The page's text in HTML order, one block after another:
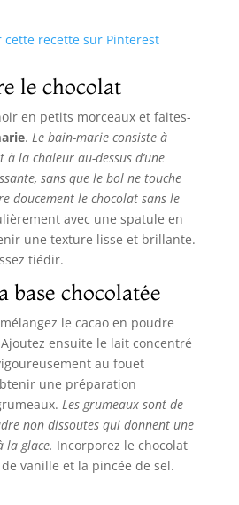
recette sur Pinterest
le chocolat
en petits morceaux et faites-
. Le bain-marie consiste à
la chaleur au-dessus d’une
sans que le bol ne touche
doucement le chocolat sans le
avec une spatule en
une texture lisse et brillante.
tiédir.
base chocolatée
le cacao en poudre
ensuite le lait concentré
au fouet
une préparation
Les grumeaux sont de
non dissoutes qui donnent une
la glace. Incorporez le chocolat
vanille et la pincée de sel.